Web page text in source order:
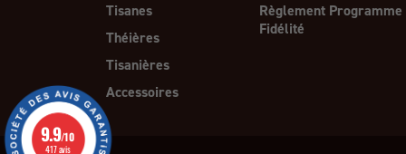
Tisanes
Théières
Tisanières
Accessoires
Règlement Programme
Fidélité
9.9/10
417 avis